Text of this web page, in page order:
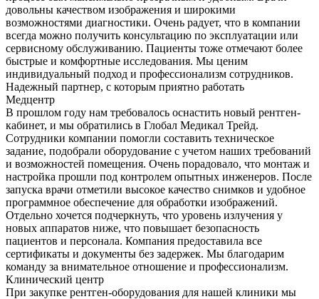
довольны качеством изображения и широкими
возможностями диагностики. Очень радует, что в компании
всегда можно получить консультацию по эксплуатации или
сервисному обслуживанию. Пациенты тоже отмечают более
быстрые и комфортные исследования. Мы ценим
индивидуальный подход и профессионализм сотрудников.
Надежный партнер, с которым приятно работать
Медцентр
В прошлом году нам требовалось оснастить новый рентген-
кабинет, и мы обратились в Глобал Медикал Трейд.
Сотрудники компании помогли составить техническое
задание, подобрали оборудование с учетом наших требований
и возможностей помещения. Очень порадовало, что монтаж и
настройка прошли под контролем опытных инженеров. После
запуска врачи отметили высокое качество снимков и удобное
программное обеспечение для обработки изображений.
Отдельно хочется подчеркнуть, что уровень излучения у
новых аппаратов ниже, что повышает безопасность
пациентов и персонала. Компания предоставила все
сертификаты и документы без задержек. Мы благодарим
команду за внимательное отношение и профессионализм.
Клинический центр
При закупке рентген-оборудования для нашей клиники мы